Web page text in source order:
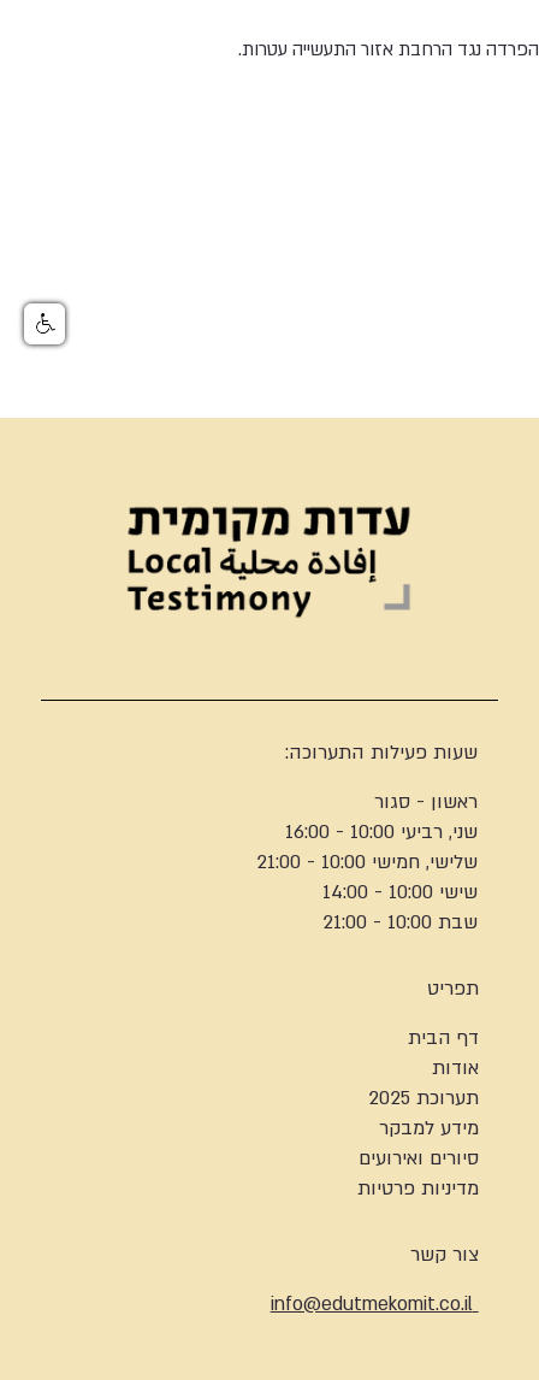
נגד הרחבת אזור התעשייה עטרות.
שעות פעילות התערוכה:
ראשון - סגור
שני, רביעי 10:00 - 16:00
שלישי, חמישי 10:00 - 21:00
שישי 10:00 - 14:00
שבת 10:00 - 21:00
תפריט
דף הבית
אודות
תערוכת 2025
מידע למבקר
סיורים ואירועים
מדיניות פרטיות
צור קשר
info@edutmekomit.co.il